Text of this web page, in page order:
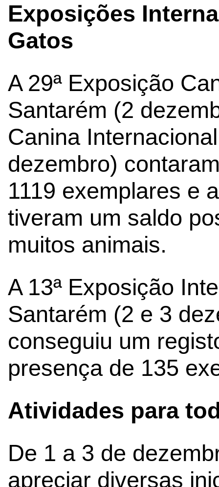
Exposições
Gatos
A 29ª Exposição
Santarém (2
Canina
dezembro)
1119 exemplares e
tiveram um saldo
muitos animais.
A 13ª Exposição
Santarém (2 e 3
conseguiu um
presença de 135
Atividades para
De 1 a 3 de
apreciar diversas